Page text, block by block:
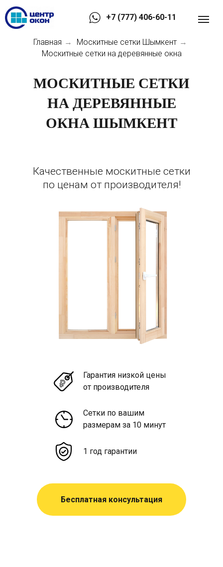
+7 (777) 406-60-11
Главная → Москитные сетки Шымкент →
Москитные сетки на деревянные окна
МОСКИТНЫЕ СЕТКИ
НА ДЕРЕВЯННЫЕ
ОКНА ШЫМКЕНТ
Гарантия низкой цены
от производителя
Сетки по вашим
размерам за 10 минут
1 год гарантии
Бесплатная консультация
Качественные москитные сетки
по ценам от производителя!